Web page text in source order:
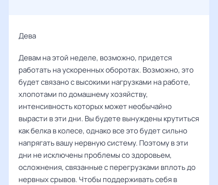
Дева ‌‌
Девам на этой неделе, возможно, придется
работать на ускоренных оборотах. Возможно, это
будет связано с высокими нагрузками на работе,
хлопотами по домашнему хозяйству,
интенсивность которых может необычайно
вырасти в эти дни. Вы будете вынуждены крутиться
как белка в колесе, однако все это будет сильно
напрягать вашу нервную систему. Поэтому в эти
дни не исключены проблемы со здоровьем,
осложнения, связанные с перегрузками вплоть до
нервных срывов. Чтобы поддерживать себя в